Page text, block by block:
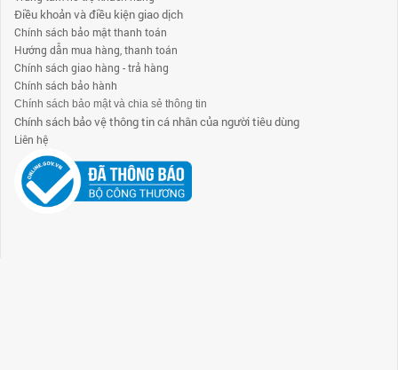
Điều khoản và điều kiện giao dịch
Chính sách bảo mật thanh toán
Hướng dẫn mua hàng, thanh toán
Chính sách giao hàng - trả hàng
Chính sách bảo hành
Chính sách bảo mật và chia sẻ thông tin
Chính sách bảo vệ thông tin cá nhân của người tiêu dùng
Liên hệ